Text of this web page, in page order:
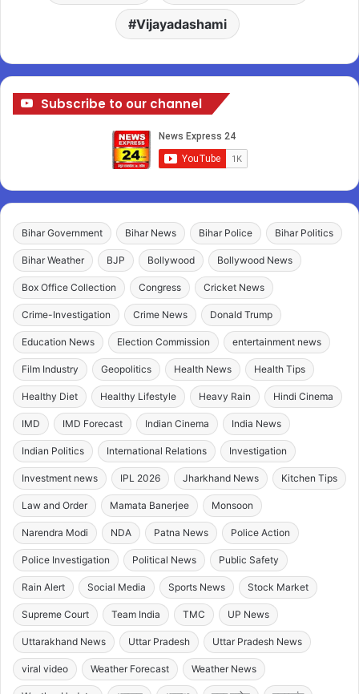
Vijayadashami
Subscribe to our channel
Bihar Government Bihar News Bihar Police Bihar Politics
Bihar Weather BJP Bollywood Bollywood News
Box Office Collection Congress Cricket News
Crime-Investigation Crime News Donald Trump
Education News Election Commission entertainment news
Film Industry Geopolitics Health News Health Tips
Healthy Diet Healthy Lifestyle Heavy Rain Hindi Cinema
IMD IMD Forecast Indian Cinema India News
Indian Politics International Relations Investigation
Investment news IPL 2026 Jharkhand News Kitchen Tips
Law and Order Mamata Banerjee Monsoon
Narendra Modi NDA Patna News Police Action
Police Investigation Political News Public Safety
Rain Alert Social Media Sports News Stock Market
Supreme Court Team India TMC UP News
Uttarakhand News Uttar Pradesh Uttar Pradesh News
viral video Weather Forecast Weather News